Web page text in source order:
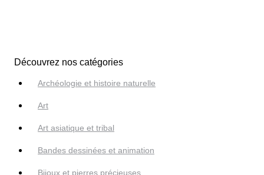
Découvrez nos catégories
Archéologie et histoire naturelle
Art
Art asiatique et tribal
Bandes dessinées et animation
Bijoux et pierres précieuses